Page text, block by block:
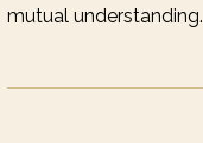
mutual understanding.